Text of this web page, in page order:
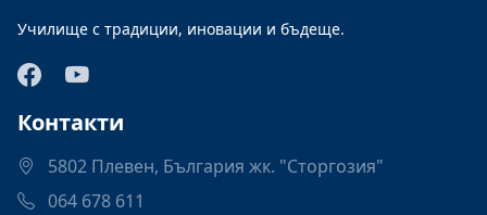
Училище с традиции, иновации и бъдеще.
Контакти
5802 Плевен, България жк. "Сторгозия"
064 678 611